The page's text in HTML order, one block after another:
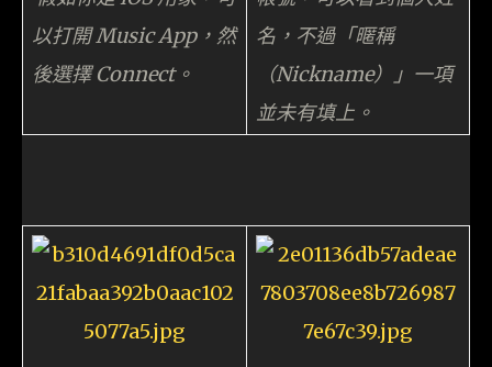
以打開 Music App，然
後選擇 Connect。
名，不過「暱稱
（Nickname）」一項
並未有填上。